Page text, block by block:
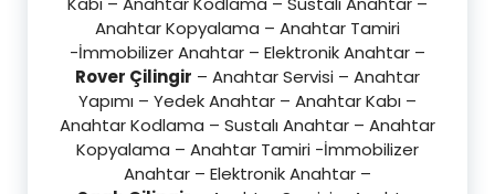
Anahtar Kopyalama – Anahtar Tamiri
-İmmobilizer Anahtar – Elektronik Anahtar –
Rover Çilingir – Anahtar Servisi – Anahtar
Yapımı – Yedek Anahtar – Anahtar Kabı –
Anahtar Kodlama – Sustalı Anahtar – Anahtar
Kopyalama – Anahtar Tamiri -İmmobilizer
Anahtar – Elektronik Anahtar –